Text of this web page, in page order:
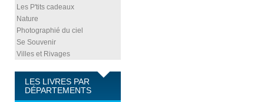
Les P'tits cadeaux
Nature
Photographié du ciel
Se Souvenir
Villes et Rivages
LES LIVRES PAR
DÉPARTEMENTS